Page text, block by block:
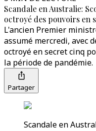
Scandale en Australie:
octroyé des pouvoirs en
L'ancien Premier
assumé mercredi, avec
octroyé en secret cinq
la période de pandémie.
Partager
Scandale en